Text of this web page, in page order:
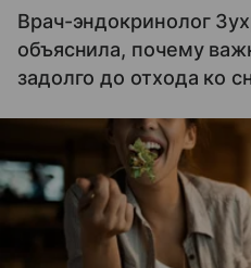
Врач-эндокринолог
объяснила, почему
задолго до отхода ко